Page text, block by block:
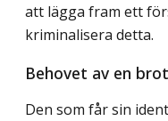
att lägga fram ett
kriminalisera detta.
Behovet av en
Den som får sin